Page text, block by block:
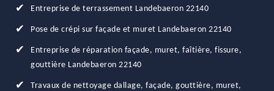
Entreprise de terrassement Landebaeron 22140
Pose de crépi sur façade et muret Landebaeron 22140
Entreprise de réparation façade, muret, faîtière, fissure,
gouttière Landebaeron 22140
Travaux de nettoyage dallage, façade, gouttière, muret,